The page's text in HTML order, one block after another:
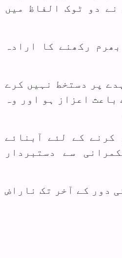
نے دو ٹوک الفاظ میں
رکھنے کا ارادہ
پر دستخط نہیں کرے
اعزاز ہو اور وہ
کرنے کے لئے آبنائے
سے دستبردار
دور کے آخر تک ناراض